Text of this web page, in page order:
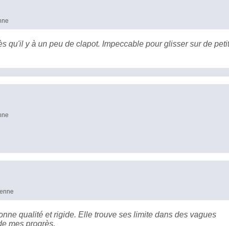
qu'il y à un peu de clapot. Impeccable pour glisser sur de
qualité et rigide. Elle trouve ses limite dans des vagues
mes progrès.